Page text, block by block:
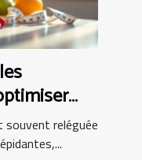
au
reléguée